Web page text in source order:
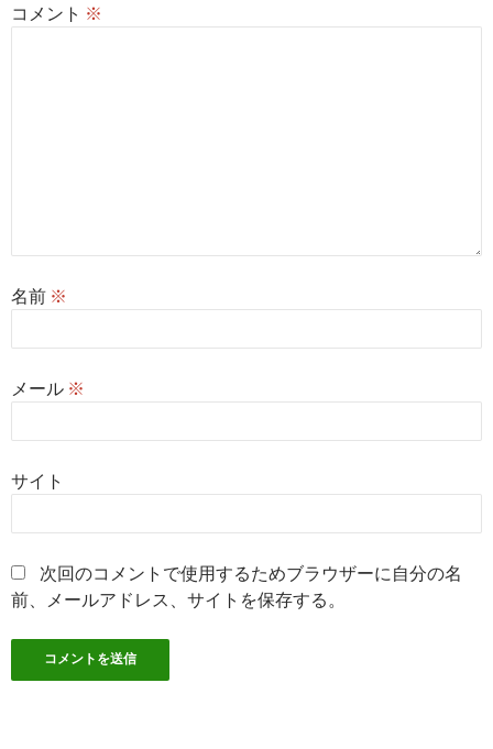
コメント ※
名前 ※
メール ※
サイト
次回のコメントで使用するためブラウザーに自分の名
前、メールアドレス、サイトを保存する。